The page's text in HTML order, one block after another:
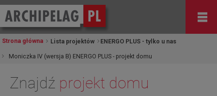
Strona główna Lista projektów ENERGO PLUS - tylko u nas
Moniczka IV (wersja B) ENERGO PLUS - projekt domu
Znajdź projekt domu